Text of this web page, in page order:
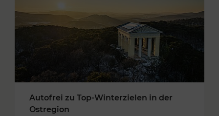
Autofrei zu Top-Winterzielen in der
Ostregion